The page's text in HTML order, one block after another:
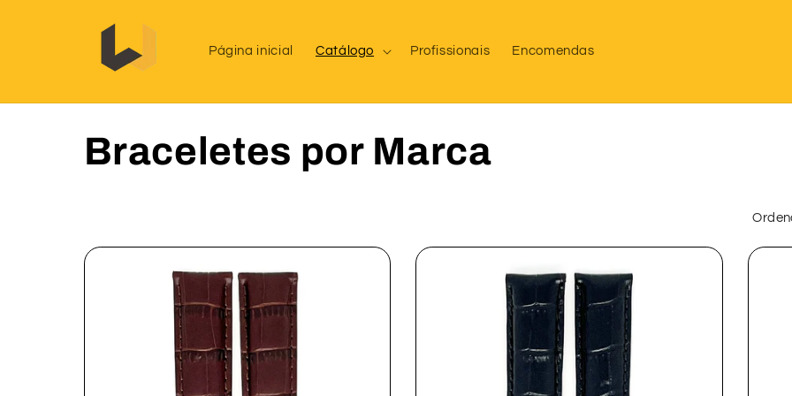
Página inicial Catálogo Profissionais Encomendas
C
l
Braceletes por Marca